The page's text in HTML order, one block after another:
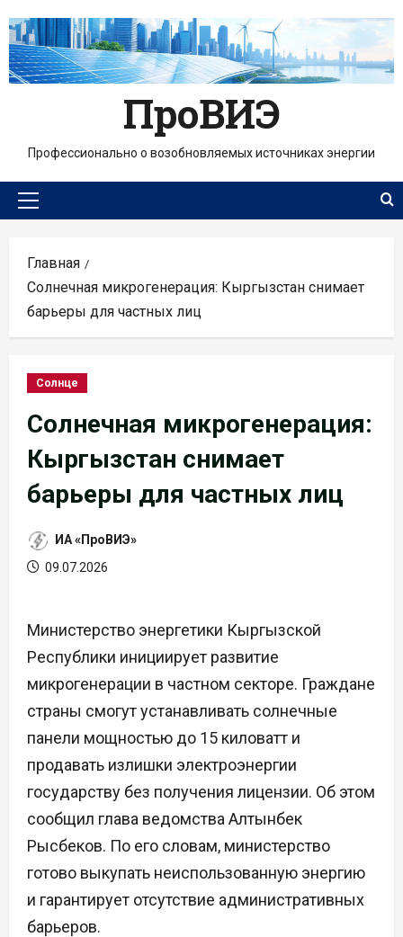
содержимому
ПроВИЭ
Профессионально о возобновляемых источниках энергии
Основное
Главная
Солнечная микрогенерация: Кыргызстан снимает
барьеры для частных лиц
Солнце
Солнечная микрогенерация:
Кыргызстан снимает
барьеры для частных лиц
ИА «ПроВИЭ»
09.07.2026
Министерство энергетики Кыргызской
Республики инициирует развитие
микрогенерации в частном секторе. Граждане
страны смогут устанавливать солнечные
панели мощностью до 15 киловатт и
продавать излишки электроэнергии
государству без получения лицензии. Об этом
сообщил глава ведомства Алтынбек
Рысбеков. По его словам, министерство
готово выкупать неиспользованную энергию
и гарантирует отсутствие административных
барьеров.